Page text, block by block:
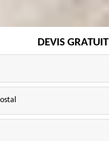
DEVIS GRATUIT